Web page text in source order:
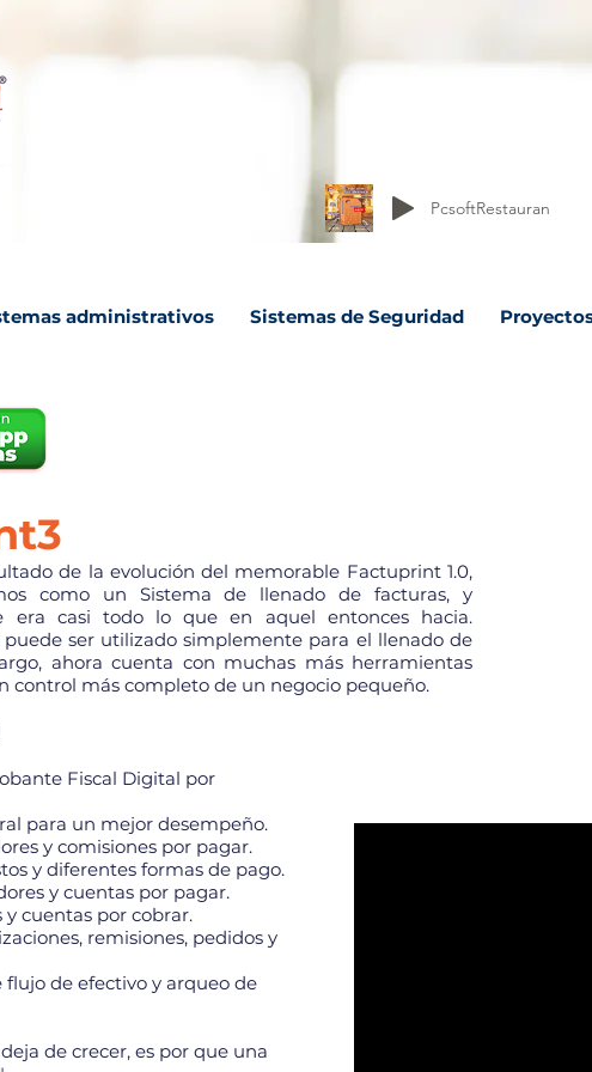
PcsoftRestauran
de la evolución del memorable Factuprint 1.0,
como un Sistema de llenado de facturas, y
era casi todo lo que en aquel entonces hacia.
ser utilizado simplemente para el llenado de
ahora cuenta con muchas más herramientas
control más completo de un negocio pequeño.
Fiscal Digital por
para un mejor desempeño.
y comisiones por pagar.
y diferentes formas de pago.
y cuentas por pagar.
cuentas por cobrar.
remisiones, pedidos y
de efectivo y arqueo de
de crecer, es por que una
administrativos Sistemas de Seguridad